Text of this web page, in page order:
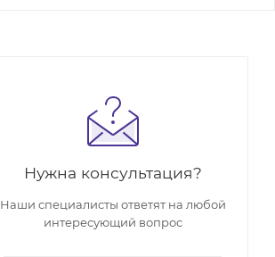
Нужна консультация?
Наши специалисты ответят на любой
интересующий вопрос